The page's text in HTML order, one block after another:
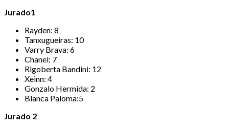
Jurado1
Rayden: 8
Tanxugueiras: 10
Varry Brava: 6
Chanel: 7
Rigoberta Bandini: 12
Xeinn: 4
Gonzalo Hermida: 2
Blanca Paloma:5
Jurado 2